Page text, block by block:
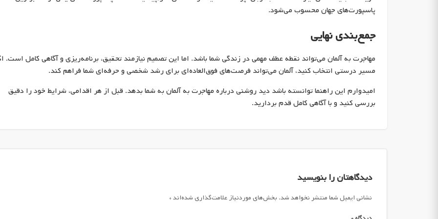
پاسپورت‌های جهان محسوب می‌شود.
جمع‌بندی نهایی
مهاجرت به آلمان می‌تواند نقطه عطف مهمی در زندگی شما باشد. اما این تصمیم نیازمند تحقیق، برنامه‌ریزی و آگاهی کامل است.
مسیر درستی انتخاب کنید، آلمان می‌تواند فرصت‌های فوق‌العاده‌ای برای رشد شخصی و حرفه‌ای شما فراهم کند.
امیدوارم این راهنما توانسته باشد دید روشنی درباره مهاجرت به آلمان به شما بدهد. قبل از هر اقدامی، شرایط خود را دقیق
بررسی کنید و با آگاهی کامل قدم بردارید.
دیدگاهتان را بنویسید
نشانی ایمیل شما منتشر نخواهد شد. بخش‌های موردنیاز علامت‌گذاری شده‌اند*